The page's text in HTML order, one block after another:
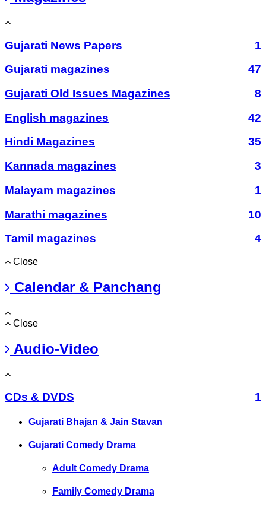
Gujarati News Papers
1
Gujarati magazines
47
Gujarati Old Issues Magazines
8
English magazines
42
Hindi Magazines
35
Kannada magazines
3
Malayam magazines
1
Marathi magazines
10
Tamil magazines
4
Close
Calendar & Panchang
Close
Audio-Video
CDs & DVDS 1
Gujarati Bhajan & Jain Stavan
Gujarati Comedy Drama
Adult Comedy Drama
Family Comedy Drama